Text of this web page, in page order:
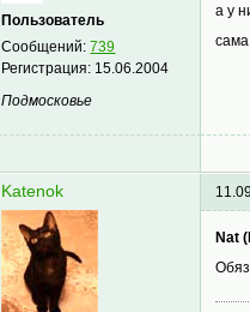
Пользователь
Сообщений:739
Регистрация: 15.06.2004
Подмосковье
а у
Katenok
Nat